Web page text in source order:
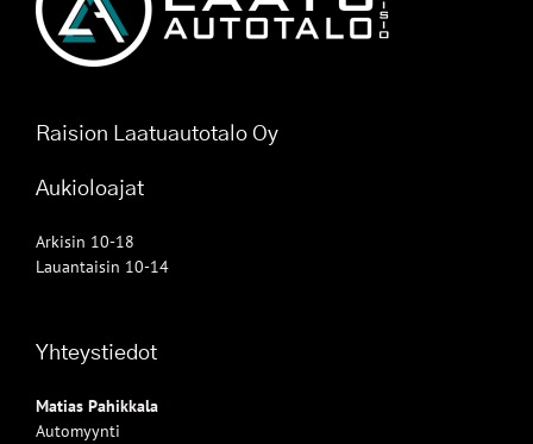
Raision Laatuautotalo Oy
Aukioloajat
Arkisin 10-18
Lauantaisin 10-14
Yhteystiedot
Matias Pahikkala
Automyynti